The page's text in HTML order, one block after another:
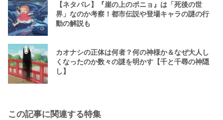
【ネタバレ】『崖の上のポニョ』は「死後の世
界」なのか考察！都市伝説や登場キャラの謎の行
動の解説も
カオナシの正体は何者？何の神様か＆なぜ大人し
くなったのか数々の謎を明かす【千と千尋の神隠
し】
この記事に関連する特集